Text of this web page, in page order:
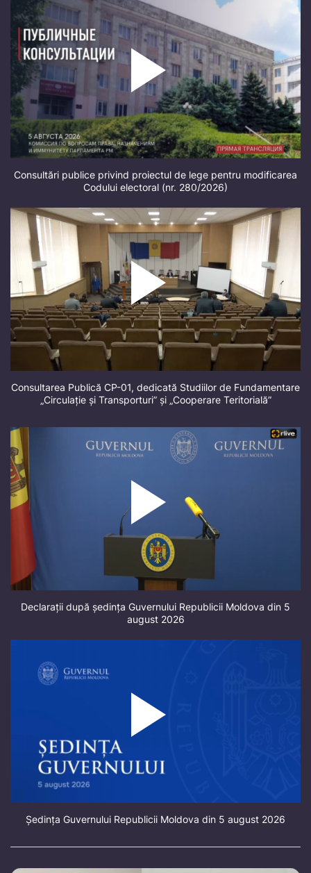
Consultări publice privind proiectul de lege pentru modificarea
Codului electoral (nr. 280/2026)
Consultarea Publică CP-01, dedicată Studiilor de Fundamentare
„Circulație și Transporturi” și „Cooperare Teritorială”
Declarații după ședința Guvernului Republicii Moldova din 5
august 2026
Ședința Guvernului Republicii Moldova din 5 august 2026